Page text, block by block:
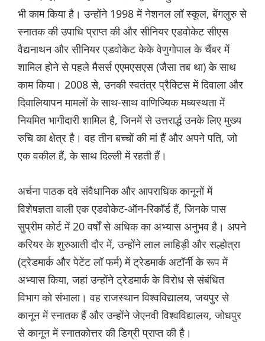
भी काम किया है। उन्होंने 1998 में नेशनल लॉ स्कूल, बेंगलुरु से
स्नातक की उपाधि प्राप्त की और सीनियर एडवोकेट सीएस
वैद्यनाथन और सीनियर एडवोकेट केके वेणुगोपाल के चैंबर में
शामिल होने से पहले मैसर्स एएमएसएस (जैसा तब था) के साथ
काम किया। 2008 से, उनकी स्वतंत्र प्रैक्टिस में दिवाला और
दिवालियापन मामलों के साथ-साथ वाणिज्यिक मध्यस्थता में
नियमित भागीदारी शामिल है, जिनमें से उत्तरार्द्ध उनके लिए मुख्य
रुचि का क्षेत्र है। वह तीन बच्चों की मां हैं और अपने पति, जो
एक वकील हैं, के साथ दिल्ली में रहती हैं।
अर्चना पाठक दवे संवैधानिक और आपराधिक कानूनों में
विशेषज्ञता वाली एक एडवोकेट-ऑन-रिकॉर्ड हैं, जिनके पास
सुप्रीम कोर्ट में 20 वर्षों से अधिक का अभ्यास अनुभव है। अपने
करियर के शुरुआती दौर में, उन्होंने लाल लाहिड़ी और सल्होत्रा
(ट्रेडमार्क और पेटेंट लॉ फर्म) में ट्रेडमार्क अटॉर्नी के रूप में
अभ्यास किया, जहां उन्होंने ट्रेडमार्क के विरोध से संबंधित
विभाग को संभाला। वह राजस्थान विश्वविद्यालय, जयपुर से
कानून में स्नातक हैं और उन्होंने जेएनवी विश्वविद्यालय, जोधपुर
से कानून में स्नातकोत्तर की डिग्री प्राप्त की है।